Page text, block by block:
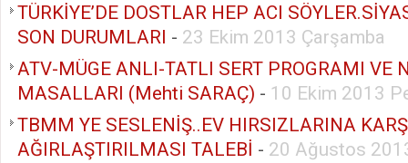
TÜRKİYE’DE DOSTLAR HEP ACI
SON DURUMLARI - 23 Ekim 2013 Çarşamba
ATV-MÜGE ANLI-TATLI SERT PROGRAMI VE
MASALLARI (Mehti SARAÇ) - 10 Ekim 2013
TBMM YE SESLENİŞ..EV HIRSIZLARINA
AĞIRLAŞTIRILMASI TALEBİ - 20 Ağustos